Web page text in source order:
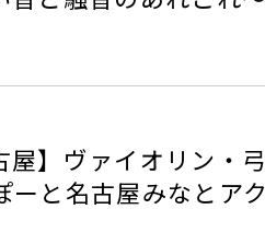
屋】ヴァイオリン・
と名古屋みなとア